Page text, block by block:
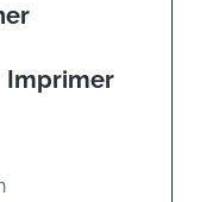
Imprimer